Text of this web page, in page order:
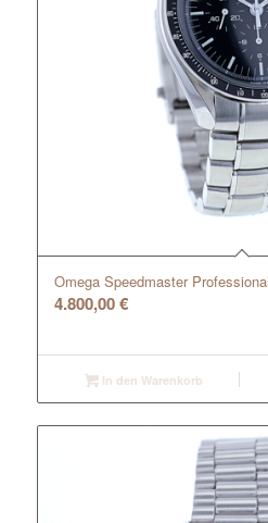
Omega Speedmaster
4.800,00€
In den Warenkorb